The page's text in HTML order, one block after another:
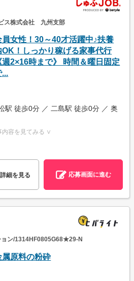
ス株式会社 九州支部
員女性！30～40才活躍中♪扶養
OK！しっかり稼げる家事代行
週2×16時まで》 時間＆曜日固定
...
駅 徒歩0分 ／ 二島駅 徒歩0分 ／ 奥
内容を見てみる ∨
詳細を見る 応募画面に進む
ン/1314HF0805G68★29-N
属原料の粉砕